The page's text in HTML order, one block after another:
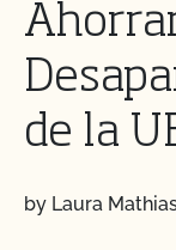
de la
by Laura